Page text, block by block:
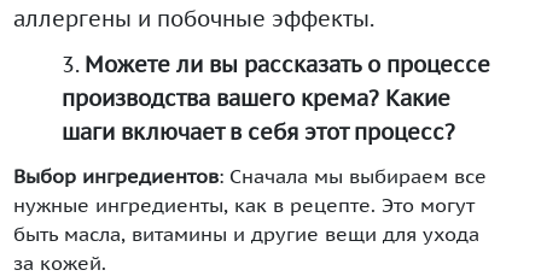
аллергены и побочные эффекты.
3. Можете ли вы рассказать о процессе
производства вашего крема? Какие
шаги включает в себя этот процесс?
Выбор ингредиентов: Сначала мы выбираем все
нужные ингредиенты, как в рецепте. Это могут
быть масла, витамины и другие вещи для ухода
за кожей.